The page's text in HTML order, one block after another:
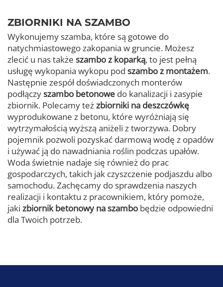
ZBIORNIKI NA SZAMBO
Wykonujemy szamba, które są gotowe do
natychmiastowego zakopania w gruncie. Możesz
zlecić u nas także szambo z koparką, to jest pełną
usługę wykopania wykopu pod szambo z montażem.
Następnie zespół doświadczonych monterów
podłączyszambo betonowe do kanalizacji i zasypie
zbiornik. Polecamy teżzbiorniki na deszczówkę
wyprodukowane z betonu, które wyróżniają się
wytrzymałością wyższą aniżeli z tworzywa. Dobry
pojemnik pozwoli pozyskać darmową wodę z opadów
i używać ją do nawadniania roślin podczas upałów.
Woda świetnie nadaje się również do prac
gospodarczych, takich jak czyszczenie podjaszdu albo
samochodu. Zachęcamy do sprawdzenia naszych
realizacji i kontaktu z pracownikiem, który pomoże,
jaki zbiornik betonowy na szambo będzie odpowiedni
dla Twoich potrzeb.